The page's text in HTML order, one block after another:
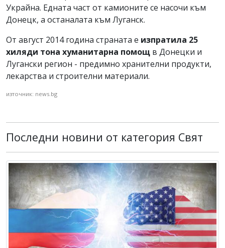
Украйна. Едната част от камионите се насочи към
Донецк, а останалата към Луганск.
От август 2014 година страната е изпратила 25
хиляди тона хуманитарна помощ в Донецки и
Лугански регион - предимно хранителни продукти,
лекарства и строителни материали.
източник: news.bg
Последни новини от категория Свят